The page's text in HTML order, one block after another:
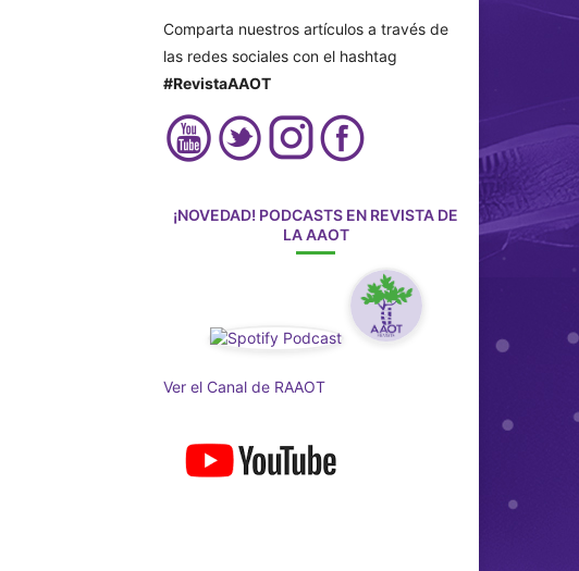
Comparta nuestros artículos a través de
las redes sociales con el hashtag
#RevistaAAOT
¡NOVEDAD! PODCASTS EN REVISTA DE
LA AAOT
Ver el Canal de RAAOT